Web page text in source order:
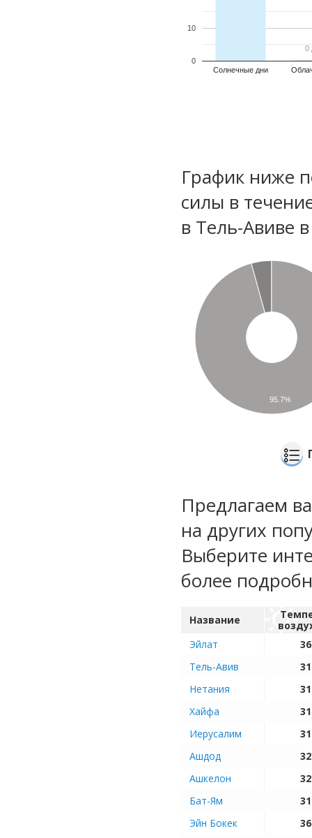
Солнечные дни
0
10
0
0
График ниже
силы в
в Тель-Авиве
95.7%
Предлагаем
на других
Выберите
более
Название
Эйлат
Тель-Авив
Нетания
Хайфа
Иерусалим
Ашдод
Ашкелон
Бат-Ям
Эйн Бокек